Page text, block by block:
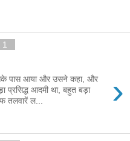
›
पास आया और उसने कहा, और
प्रसिद्ध आदमी था, बहुत बड़ा
तलवारें ल...